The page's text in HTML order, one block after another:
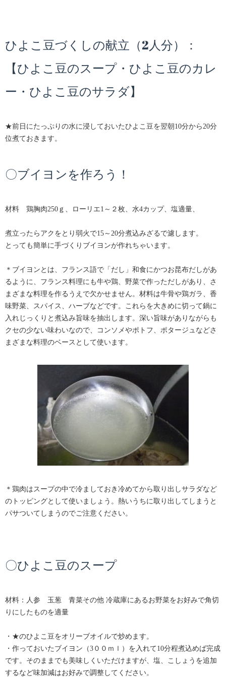
ひよこ豆づくしの献立（2人分）：
【ひよこ豆のスープ・ひよこ豆のカレ
ー・ひよこ豆のサラダ】
★前日にたっぷりの水に浸しておいたひよこ豆を翌朝10分から20分
位煮ておきます。
〇ブイヨンを作ろう！
材料 鶏胸肉250ｇ、ローリエ1～２枚、水4カップ、塩適量、
煮立ったらアクをとり弱火で15～20分煮込みざるで濾します。
とっても簡単に手づくりブイヨンが作れちゃいます。
＊ブイヨンとは、フランス語で「だし」和食にかつお昆布だしがあ
るように、フランス料理にも牛や鶏、野菜で作っただしがあり、さ
まざまな料理を作るうえで欠かせません。材料は牛骨や鶏ガラ、香
味野菜、スパイス、ハーブなどです。これらを大きめに切って鍋に
入れじっくりと煮込み旨味を抽出します。深い旨味がありながらも
クセの少ない味わいなので、コンソメやポトフ、ポタージュなどさ
まざまな料理のベースとして使います。
＊鶏肉はスープの中で冷ましておき冷めてから取り出しサラダなど
のトッピングとして使いましょう。熱いうちに取り出してしまうと
パサついてしまうのでご注意ください。
〇ひよこ豆のスープ
材料：人参 玉葱 青菜その他 冷蔵庫にあるお野菜をお好みで角切
りにしたものを適量
・★のひよこ豆をオリーブオイルで炒めます。
・作っておいたブイヨン（3００ｍｌ）を入れて10分程煮込めば完成
です。そのままでも美味しくいただけますが、塩、こしょうを追加
するなど味加減はお好みで調整してください。